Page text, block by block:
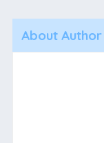
About Author